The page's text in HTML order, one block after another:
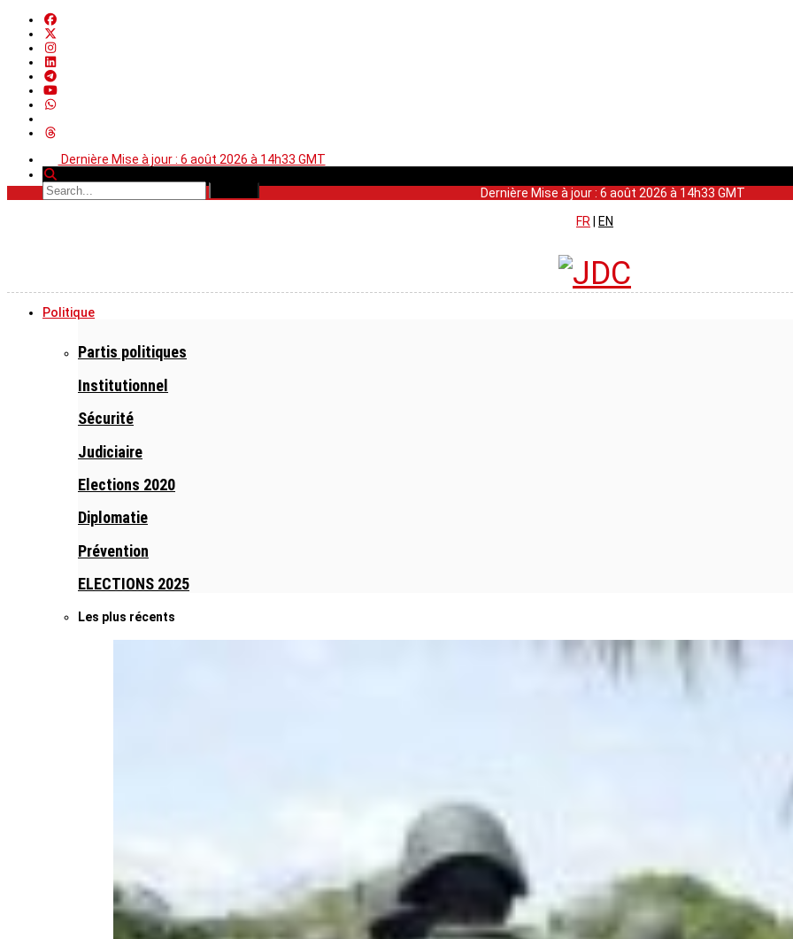
Dernière Mise à jour : 6 août 2026 à 14h33 GMT
Dernière Mise à jour : 6 août 2026 à 14h33 GMT
FR
EN
Politique
Partis politiques
Institutionnel
Sécurité
Judiciaire
Elections 2020
Diplomatie
Prévention
ELECTIONS 2025
Les plus récents